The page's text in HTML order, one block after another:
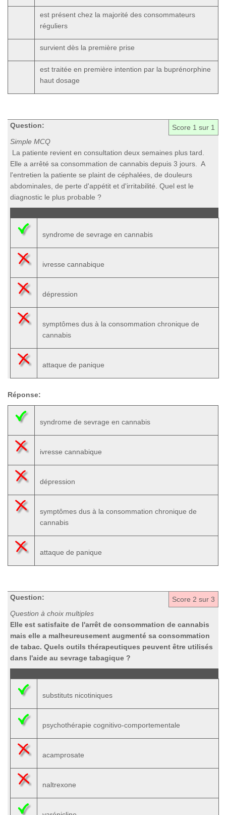
est présent chez la majorité des consommateurs
réguliers
survient dès la première prise
est traitée en première intention par la buprénorphine
haut dosage
Score 1 sur 1
Question:
Simple MCQ
La patiente revient en consultation deux semaines plus tard.
Elle a arrêté sa consommation de cannabis depuis 3 jours. A
l'entretien la patiente se plaint de céphalées, de douleurs
abdominales, de perte d'appétit et d'irritabilité. Quel est le
diagnostic le plus probable ?
syndrome de sevrage en cannabis
ivresse cannabique
dépression
symptômes dus à la consommation chronique de
cannabis
attaque de panique
Réponse:
syndrome de sevrage en cannabis
ivresse cannabique
dépression
symptômes dus à la consommation chronique de
cannabis
attaque de panique
Score 2 sur 3
Question:
Question à choix multiples
Elle est satisfaite de l'arrêt de consommation de cannabis
mais elle a malheureusement augmenté sa consommation
de tabac. Quels outils thérapeutiques peuvent être utilisés
dans l'aide au sevrage tabagique ?
substituts nicotiniques
psychothérapie cognitivo-comportementale
acamprosate
naltrexone